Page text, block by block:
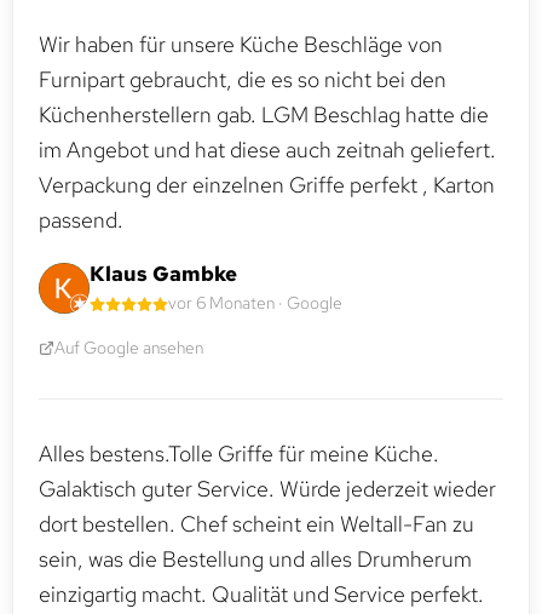
Wir haben für unsere Küche Beschläge von
Furnipart gebraucht, die es so nicht bei den
Küchenherstellern gab. LGM Beschlag hatte die
im Angebot und hat diese auch zeitnah geliefert.
Verpackung der einzelnen Griffe perfekt , Karton
passend.
Klaus Gambke
vor 6 Monaten · Google
Auf Google ansehen
Alles bestens.Tolle Griffe für meine Küche.
Galaktisch guter Service. Würde jederzeit wieder
dort bestellen. Chef scheint ein Weltall-Fan zu
sein, was die Bestellung und alles Drumherum
einzigartig macht. Qualität und Service perfekt.